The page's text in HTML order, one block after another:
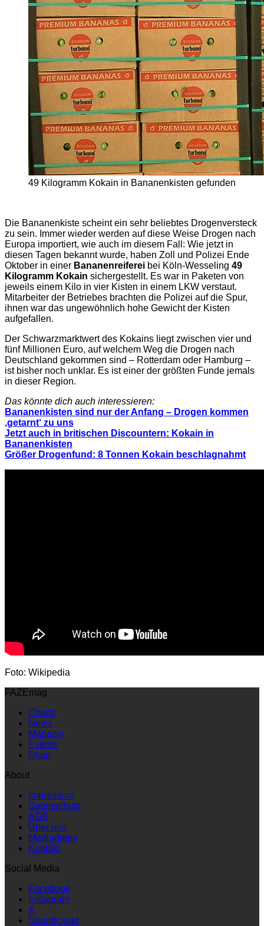
49 Kilogramm Kokain in Bananenkisten gefunden
Die Bananenkiste scheint ein sehr beliebtes Drogenversteck
zu sein. Immer wieder werden auf diese Weise Drogen nach
Europa importiert, wie auch im diesem Fall: Wie jetzt in
diesen Tagen bekannt wurde, haben Zoll und Polizei Ende
Oktober in einer Bananenreiferei bei Köln-Wesseling 49
Kilogramm Kokain sichergestellt. Es war in Paketen von
jeweils einem Kilo in vier Kisten in einem LKW verstaut.
Mitarbeiter der Betriebes brachten die Polizei auf die Spur,
ihnen war das ungewöhnlich hohe Gewicht der Kisten
aufgefallen.
Der Schwarzmarktwert des Kokains liegt zwischen vier und
fünf Millionen Euro, auf welchem Weg die Drogen nach
Deutschland gekommen sind – Rotterdam oder Hamburg –
ist bisher noch unklar. Es ist einer der größten Funde jemals
in dieser Region.
Das könnte dich auch interessieren:
Bananenkisten sind nur der Anfang – Drogen kommen
‚getarnt‘ zu uns
Jetzt auch in britischen Discountern: Kokain in
Bananenkisten
Größer Drogenfund: 8 Tonnen Kokain beschlagnahmt
Foto: Wikipedia
FAZEmag
Charts
News
Magazin
Events
Shop
About
Impressum
Datenschutz
AGB
Über uns
Mediadaten
Kontakt
Social Media
Facebook
Instagram
X
Soundcloud